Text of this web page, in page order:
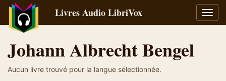
la
Livres Audio LibriVox
Johann Albrecht Bengel
Aucun livre trouvé pour la langue sélectionnée.